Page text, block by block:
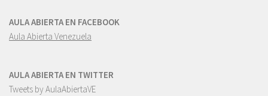
AULA ABIERTA EN FACEBOOK
Aula Abierta Venezuela
AULA ABIERTA EN TWITTER
Tweets by AulaAbiertaVE